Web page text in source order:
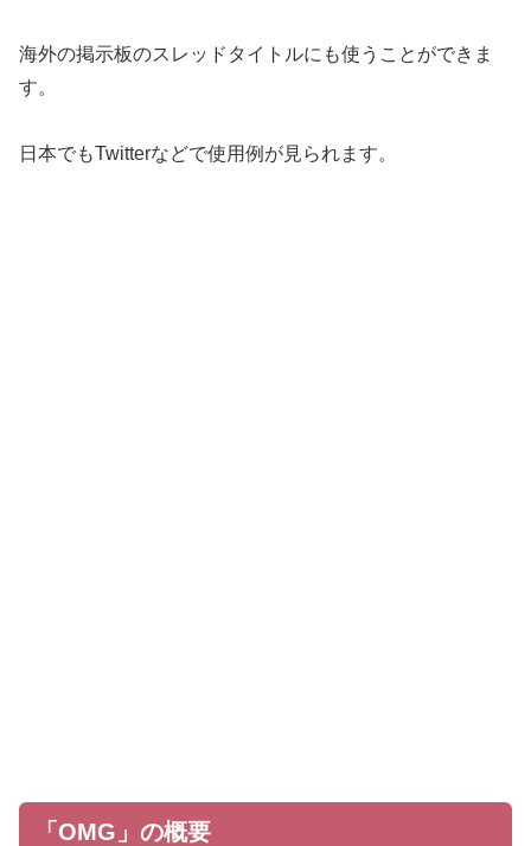
海外の掲示板のスレッドタイトルにも使うことができま
す。
日本でもTwitterなどで使用例が見られます。
「OMG」の概要